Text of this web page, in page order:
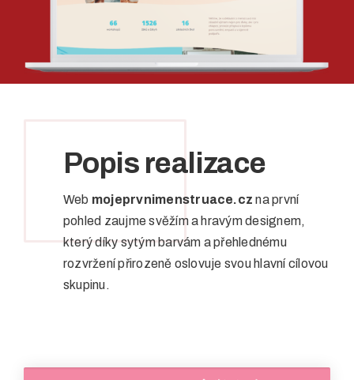
Popis realizace
Web mojeprvnimenstruace.cz na první
pohled zaujme svěžím a hravým designem,
který díky sytým barvám a přehlednému
rozvržení přirozeně oslovuje svou hlavní cílovou
skupinu.